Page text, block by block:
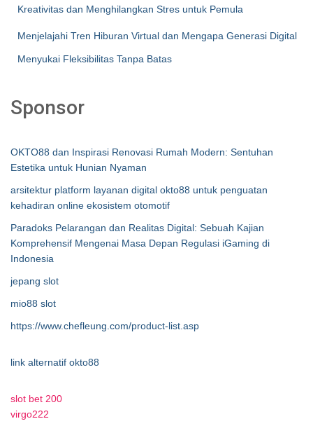
Kreativitas dan Menghilangkan Stres untuk Pemula
Menjelajahi Tren Hiburan Virtual dan Mengapa Generasi Digital
Menyukai Fleksibilitas Tanpa Batas
Sponsor
OKTO88 dan Inspirasi Renovasi Rumah Modern: Sentuhan
Estetika untuk Hunian Nyaman
arsitektur platform layanan digital okto88 untuk penguatan
kehadiran online ekosistem otomotif
Paradoks Pelarangan dan Realitas Digital: Sebuah Kajian
Komprehensif Mengenai Masa Depan Regulasi iGaming di
Indonesia
jepang slot
mio88 slot
https://www.chefleung.com/product-list.asp
link alternatif okto88
slot bet 200
virgo222